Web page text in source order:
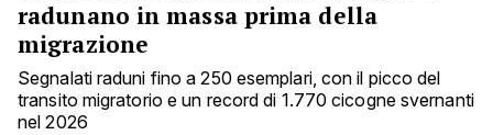
radunano in massa prima della
migrazione
Segnalati raduni fino a 250 esemplari, con il picco del
transito migratorio e un record di 1.770 cicogne svernanti
nel 2026